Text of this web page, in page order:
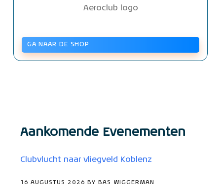
Aeroclub logo
GA NAAR DE SHOP
Aankomende Evenementen
Clubvlucht naar vliegveld Koblenz
16 AUGUSTUS 2026 BY BAS WIGGERMAN